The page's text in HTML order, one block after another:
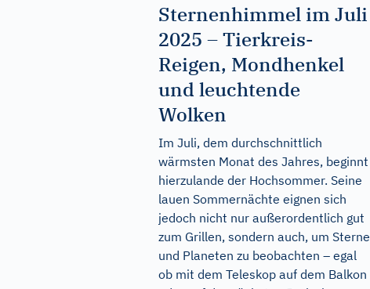
Sternenhimmel im Juli
2025 – Tierkreis-
Reigen, Mondhenkel
und leuchtende
Wolken
Im Juli, dem durchschnittlich
wärmsten Monat des Jahres, beginnt
hierzulande der Hochsommer. Seine
lauen Sommernächte eignen sich
jedoch nicht nur außerordentlich gut
zum Grillen, sondern auch, um Sterne
und Planeten zu beobachten – egal
ob mit dem Teleskop auf dem Balkon